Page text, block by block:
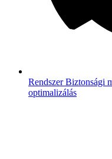
RendszerBiztonsági
optimalizálás